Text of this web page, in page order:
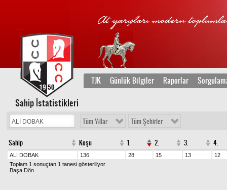
TJK Günlük Bilgiler Raporlar
Sahip İstatistikleri
Tüm Yıllar Tüm Şehirler
Sahip Koşu 1. 2. 3. 4.
ALİ DOBAK 136 28 15 13
12
Toplam 1 sonuçtan 1 tanesi gösteriliyor
Başa Dön